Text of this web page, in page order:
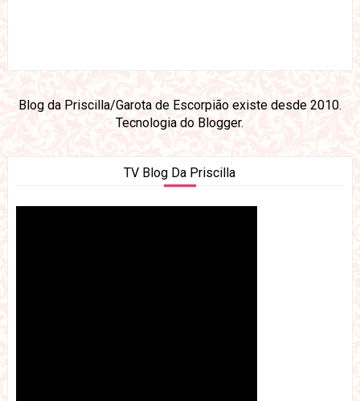
Blog da Priscilla/Garota de Escorpião existe desde 2010.
Tecnologia do Blogger.
TV Blog Da Priscilla